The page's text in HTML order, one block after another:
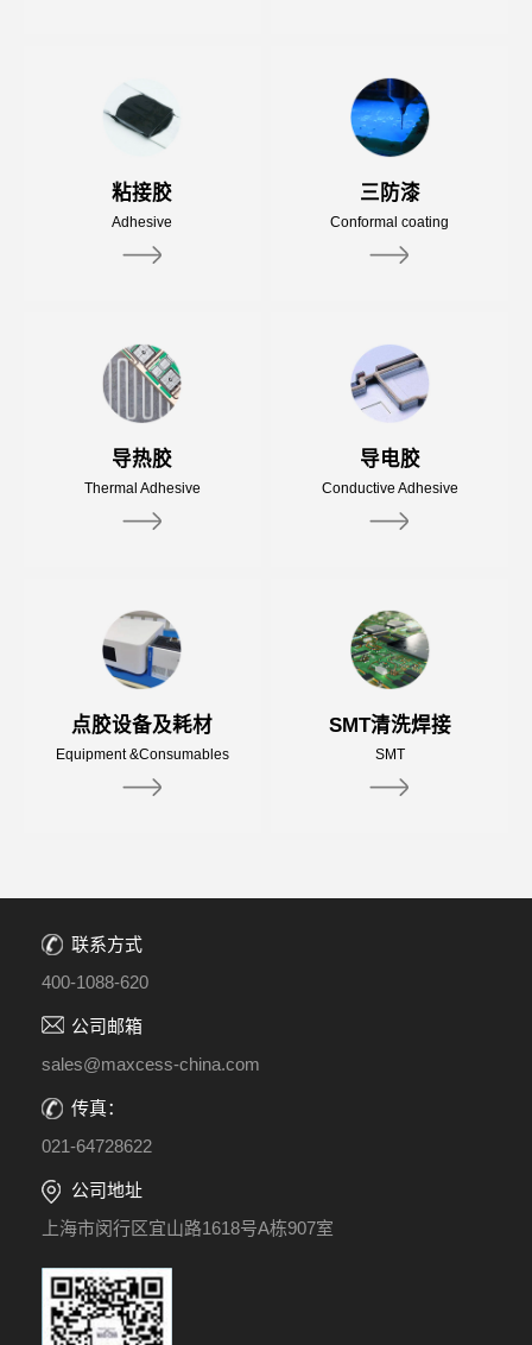
粘接胶
Adhesive
三防漆
Conformal coating
导热胶
Thermal Adhesive
导电胶
Conductive Adhesive
点胶设备及耗材
Equipment &Consumables
SMT清洗焊接
SMT
联系方式
400-1088-620
公司邮箱
sales@maxcess-china.com
传真：
021-64728622
公司地址
上海市闵行区宜山路1618号A栋907室